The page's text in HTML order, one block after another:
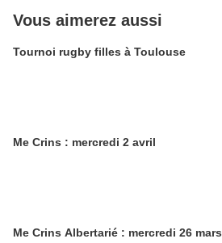
Vous aimerez aussi
Tournoi rugby filles à Toulouse
Me Crins : mercredi 2 avril
Me Crins Albertarié : mercredi 26 mars